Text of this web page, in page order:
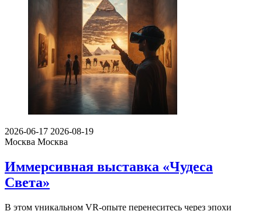
2026-06-17 2026-08-19
Москва Москва
Иммерсивная выставка «Чудеса
Света»
В этом уникальном VR-опыте перенеситесь через эпохи